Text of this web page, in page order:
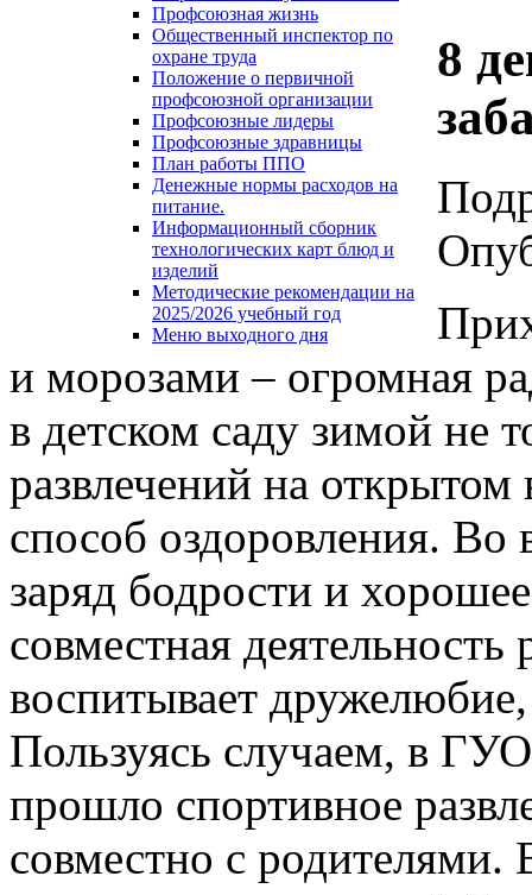
Профсоюзная жизнь
Общественный инспектор по
охране труда
Положение о первичной
профсоюзной организации
Профсоюзные лидеры
Профсоюзные здравницы
План работы ППО
Денежные нормы расходов на
питание.
Информационный сборник
технологических карт блюд и
изделий
Методические рекомендации на
2025/2026 учебный год
Меню выходного дня
8
и морозами – огромная
в детском саду зимой не
развлечений на
способ оздоровления. Во
заряд бодрости и
совместная
воспитывает дружелюбие,
Пользуясь случаем, в
прошло спортивное
совместно с родителями.